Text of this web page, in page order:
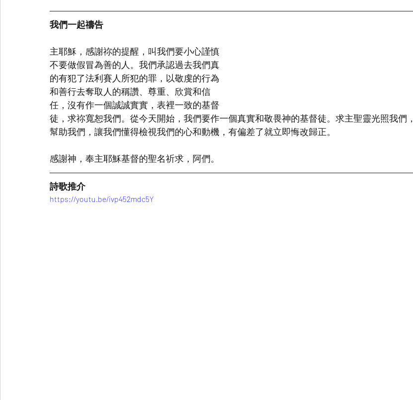
我們一起禱告
主耶穌，感謝祢的提醒，叫我們要小心謹慎
不要做假冒為善的人。我們承認過去我們真
的有犯了法利賽人所犯的罪，以敬虔的行為
和善行去奪取人的稱讚、尊重、欣賞和信
任，沒有作一個誠誠實實，表裡一致的基督
徒，求祢寬恕我們。從今天開始，我們要作一個真實和敬畏神的基督徒。求主聖靈光照我們，
幫助我們，讓我們懂得檢視我們的心和動機，有偏差了就立即悔改歸正。
感謝神，奉主耶穌基督的聖名祈求，阿們。
詩歌推介
https://youtu.be/ivp452mdc5Y